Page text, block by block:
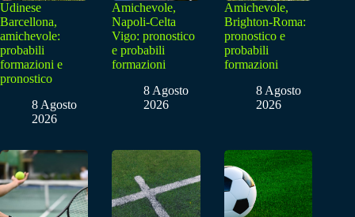
Udinese
Barcellona,
amichevole:
probabili
formazioni e
pronostico
8 Agosto
2026
Amichevole,
Napoli-Celta
Vigo: pronostico
e probabili
formazioni
8 Agosto
2026
Amichevole,
Brighton-Roma:
pronostico e
probabili
formazioni
8 Agosto
2026